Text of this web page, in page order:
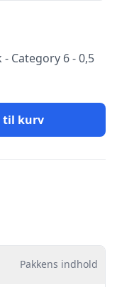
- Category 6 - 0,5
til kurv
Pakkens indhold